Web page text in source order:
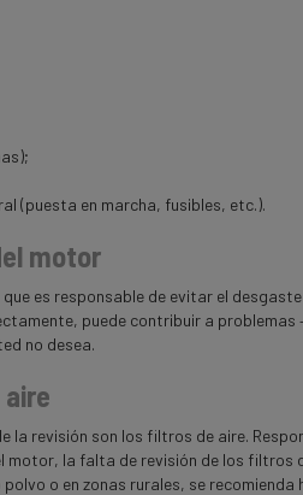
(puesta en marcha, fusibles, etc.).
motor
es responsable de evitar el
puede contribuir a
no desea.
la revisión son los filtros de aire.
motor, la falta de revisión de los filtros
o en zonas rurales, se recomienda